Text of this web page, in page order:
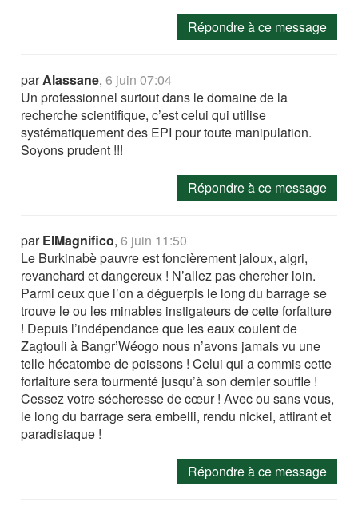
Répondre à ce message
parAlassane,6 juin 07:04
Un professionnel surtout dans le domaine de la
recherche scientifique, c’est celui qui utilise
systématiquement des EPI pour toute manipulation.
Soyons prudent !!!
Répondre à ce message
parElMagnifico,6 juin 11:50
Le Burkinabè pauvre est foncièrement jaloux, aigri,
revanchard et dangereux ! N’allez pas chercher loin.
Parmi ceux que l’on a déguerpis le long du barrage se
trouve le ou les minables instigateurs de cette forfaiture
! Depuis l’indépendance que les eaux coulent de
Zagtouli à Bangr’Wéogo nous n’avons jamais vu une
telle hécatombe de poissons ! Celui qui a commis cette
forfaiture sera tourmenté jusqu’à son dernier souffle !
Cessez votre sécheresse de cœur ! Avec ou sans vous,
le long du barrage sera embelli, rendu nickel, attirant et
paradisiaque !
Répondre à ce message